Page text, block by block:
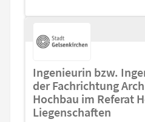
Ingenieurin bzw.
der Fachrichtung
Hochbau im Referat
Liegenschaften